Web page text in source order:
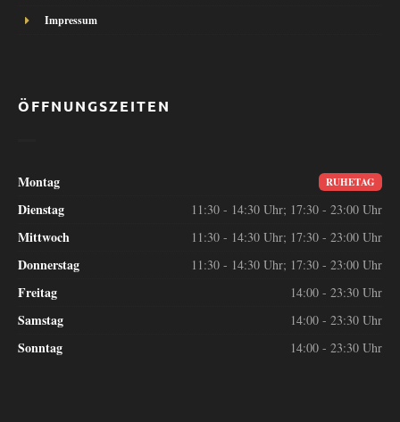
Impressum
ÖFFNUNGSZEITEN
Montag RUHETAG
Dienstag 11:30 - 14:30 Uhr; 17:30 - 23:00 Uhr
Mittwoch 11:30 - 14:30 Uhr; 17:30 - 23:00 Uhr
Donnerstag 11:30 - 14:30 Uhr; 17:30 - 23:00 Uhr
Freitag 14:00 - 23:30 Uhr
Samstag 14:00 - 23:30 Uhr
Sonntag 14:00 - 23:30 Uhr